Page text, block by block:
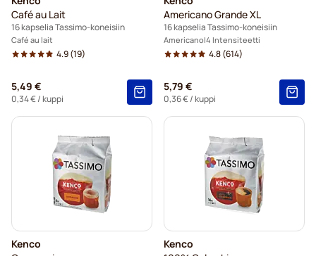
Café au Lait
16 kapselia Tassimo-koneisiin
Café au lait
4.9(19)
5,49 €
0,34 €/ kuppi
Americano Grande XL
16 kapselia Tassimo-koneisiin
Americano 4 Intensiteetti
4.8(614)
5,79 €
0,36 €/ kuppi
Kenco
Kenco